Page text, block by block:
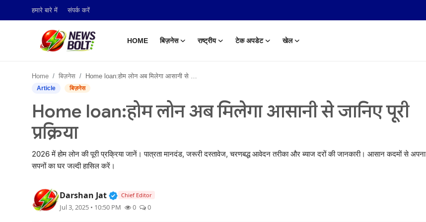
हमारे बारे में संपर्क करें
HOME बिज़नेस राष्ट्रीय टेक अपडेट
खेल
Login
टेक अपडेट
हमारे बारे में
Home बिज़नेस Home loan:होम लोन अब मिलेगा आसानी से जानिए पूरी प्रक्रिया
Article बिज़नेस
Home loan:होम लोन अब मिलेगा आसानी से जानिए पूरी
प्रक्रिया
2026 में होम लोन की पूरी प्रक्रिया जानें। पात्रता मानदंड, जरूरी दस्तावेज, चरणबद्ध आवेदन तरीका और ब्याज दरों की जानकारी। आसान कदमों से अपना
सपनों का घर जल्दी हासिल करें।
Darshan Jat Verified Public Figure • 05 Aug, 2014
Chief Editor
Jul 3, 2025 • 10:50 PM 0 0